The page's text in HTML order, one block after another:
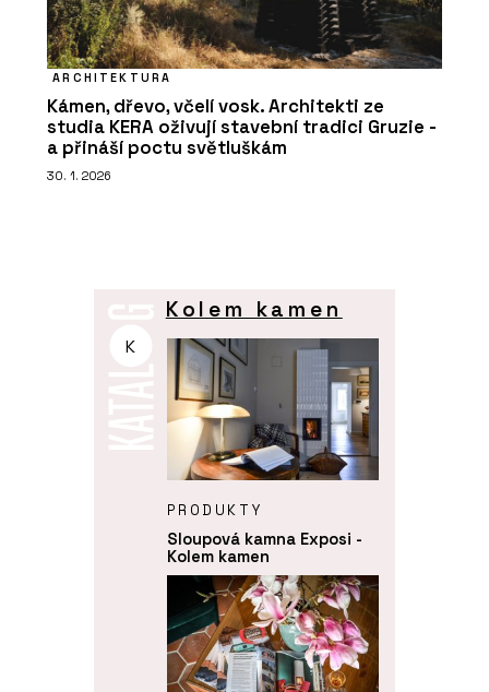
ARCHITEKTURA
Kámen, dřevo, včelí vosk. Architekti ze
studia KERA oživují stavební tradici Gruzie -
a přináší poctu světluškám
30. 1. 2026
K
Kolem kamen
PRODUKTY
Sloupová kamna Exposi -
Kolem kamen